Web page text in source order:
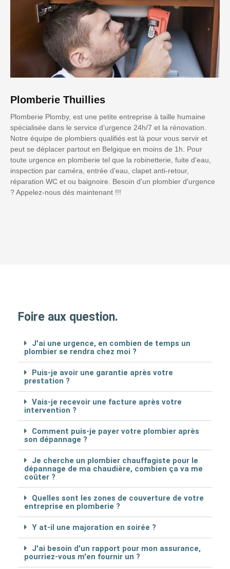
Plomberie Thuillies
Plomberie Plomby, est une petite entreprise à taille humaine
spécialisée dans le service d’urgence 24h/7 et la rénovation.
Notre équipe de plombiers qualifiés est là pour vous servir et
peut se déplacer partout en Belgique en moins de 1h. Pour
toute urgence en plomberie tel que la robinetterie, fuite d'eau,
inspection par caméra, entrée d'eau, clapet anti-retour,
réparation WC et ou baignoire. Besoin d'un plombier d'urgence
? Appelez-nous dès maintenant !!!
Foire aux question.
J'ai une urgence, en combien de temps un
plombier se rendra chez moi ?
Puis-je avoir une garantie après votre
prestation ?
Vais-je recevoir une facture après votre
intervention ?
Comment puis-je payer votre plombier après
son dépannage ?
Je cherche un plombier chauffagiste pour le
dépannage de ma chaudière, combien ça va me
coûter ?
Quelles sont les zones de couverture de votre
entreprise en plomberie ?
Y at-il une majoration en soirée ?
J'ai besoin d'un rapport pour mon assurance,
pourriez-vous m'en fournir un ?